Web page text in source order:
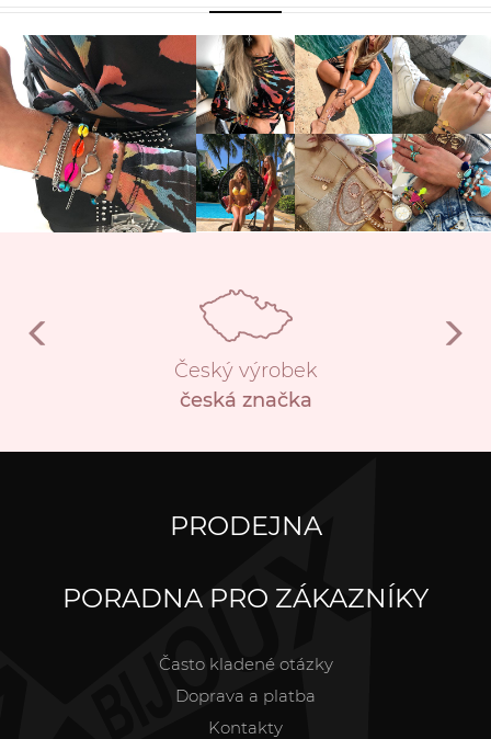
Český výrobek
česká značka
PRODEJNA
PORADNA PRO ZÁKAZNÍKY
Často kladené otázky
Doprava a platba
Kontakty